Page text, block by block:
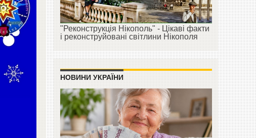
"Реконструкція Нікополь" - Цікаві факти
і реконструйовані світлини Нікополя
НОВИНИ УКРАЇНИ